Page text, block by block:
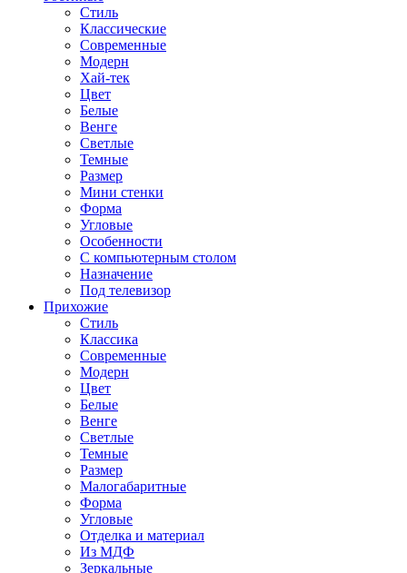
Стиль
Классические
Современные
Модерн
Хай-тек
Цвет
Белые
Венге
Светлые
Темные
Размер
Мини стенки
Форма
Угловые
Особенности
С компьютерным столом
Назначение
Под телевизор
Прихожие
Стиль
Классика
Современные
Модерн
Цвет
Белые
Венге
Светлые
Темные
Размер
Малогабаритные
Форма
Угловые
Отделка и материал
Из МДФ
Зеркальные